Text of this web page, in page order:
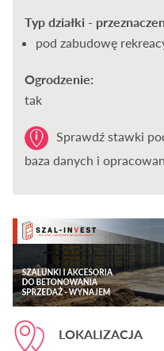
Typ działki -
pod zabudowę
Ogrodzenie:
tak
Sprawdź stawki
baza danych i
LOKALIZACJA